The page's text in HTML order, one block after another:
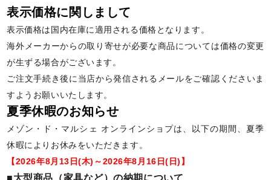
表示価格に関しまして
表示価格は国内在庫に適用される価格となります。
海外メーカーからの取り寄せが必要な商品については価格の変更
が生ずる場合がございます。
ご注文手続き後に当店から発信されるメールをご確認くださいま
すようお願いいたします。
夏季休暇のお知らせ
メゾン・ド・マルシェ オンラインショプは、以下の期間、夏季
休暇によりお休みをいただきます。
【2026年8月13日(木)～2026年8月16日(日)】